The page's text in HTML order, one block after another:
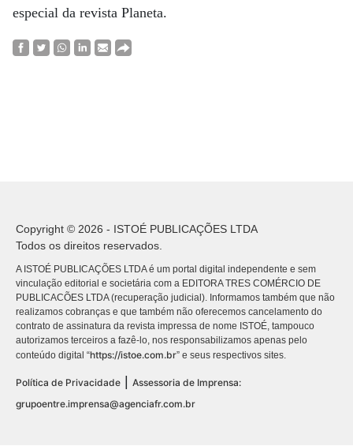
especial da revista Planeta.
Copyright © 2026 - ISTOÉ PUBLICAÇÕES LTDA
Todos os direitos reservados.
A ISTOÉ PUBLICAÇÕES LTDA é um portal digital independente e sem
vinculação editorial e societária com a EDITORA TRES COMÉRCIO DE
PUBLICACÕES LTDA (recuperação judicial). Informamos também que não
realizamos cobranças e que também não oferecemos cancelamento do
contrato de assinatura da revista impressa de nome ISTOÉ, tampouco
autorizamos terceiros a fazê-lo, nos responsabilizamos apenas pelo
conteúdo digital “https://istoe.com.br” e seus respectivos sites.
Política de Privacidade
Assessoria de Imprensa:
grupoentre.imprensa@agenciafr.com.br